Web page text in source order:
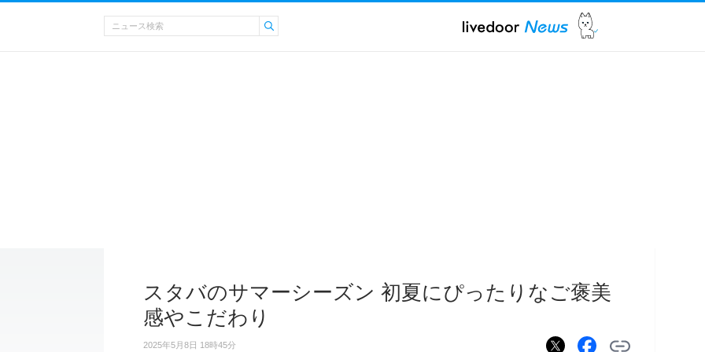
スタバのサマーシーズン 初夏にぴったりなご褒美
感やこだわり
2025年5月8日 18時45分